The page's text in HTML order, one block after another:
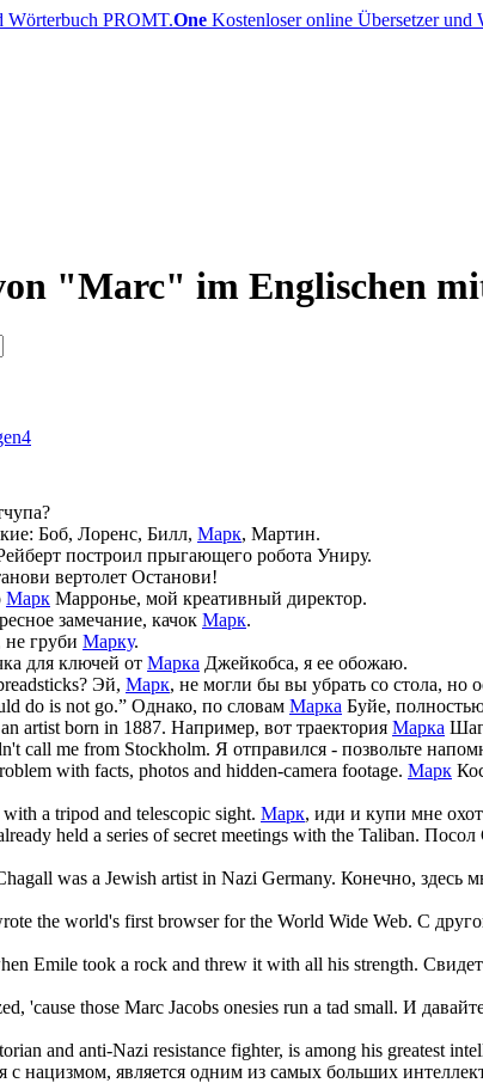
PROMT.One Kostenloser online Übersetzer und
"Marc" im Englischen
4
Боб, Лоренс, Билл, Марк, Мартин.
построил прыгающего робота Униру.
вертолет Останови!
Марк Марронье, мой креативный директор.
замечание, качок Марк.
груби Марку.
для ключей от Марка Джейкобса, я ее обожаю.
Эй, Марк, не могли бы вы убрать со стола, но
do is not go.” Однако, по словам Марка Буйе,
artist born in 1887. Например, вот траектория Марка
call me from Stockholm. Я отправился - позвольте
with facts, photos and hidden-camera footage. Марк
a tripod and telescopic sight. Марк, иди и купи мне
held a series of secret meetings with the Taliban. Посол
was a Jewish artist in Nazi Germany. Конечно, здесь
the world's first browser for the World Wide Web. С
Emile took a rock and threw it with all his strength.
'cause those Marc Jacobs onesies run a tad small. И
and anti-Nazi resistance fighter, is among his greatest
с нацизмом, является одним из самых больших